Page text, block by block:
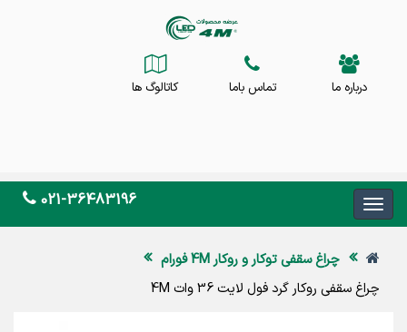
درباره ما تماس باما کاتالوگ ها
021-36483196
چراغ سقفی توکار و روکار 4M فورام
چراغ سقفی روکار گرد فول لایت 36 وات 4M